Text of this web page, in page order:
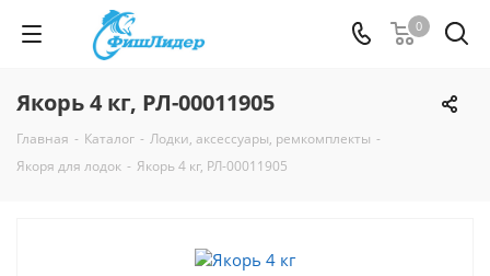
0
Якорь 4 кг, РЛ-00011905
Главная - Каталог - Лодки, аксессуары, ремкомплекты -
Якоря для лодок - Якорь 4 кг, РЛ-00011905